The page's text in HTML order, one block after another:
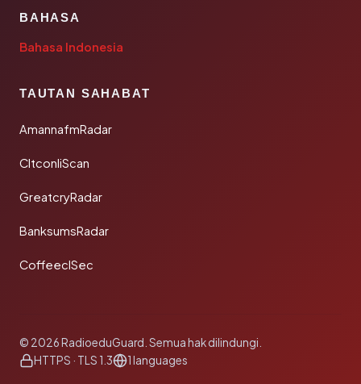
BAHASA
Bahasa Indonesia
TAUTAN SAHABAT
AmannafmRadar
CltconliScan
GreatcryRadar
BanksumsRadar
CoffeeclSec
© 2026 RadioeduGuard. Semua hak dilindungi.
HTTPS · TLS 1.3
1 languages